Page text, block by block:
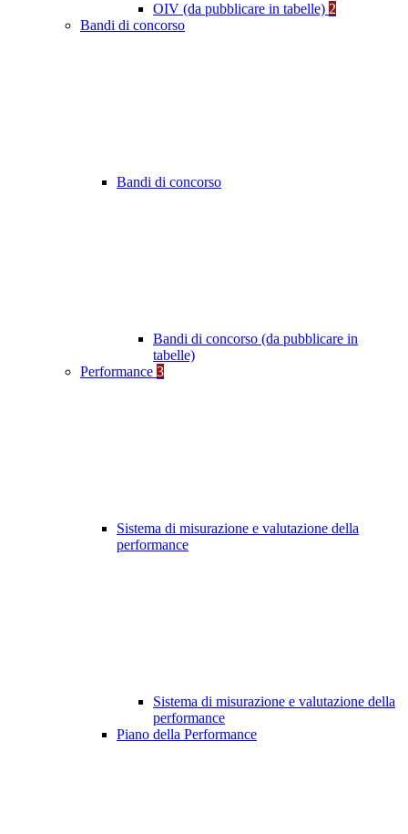
OIV (da pubblicare in tabelle) 2
Bandi di concorso
Bandi di concorso
Bandi di concorso (da pubblicare in
tabelle)
Performance 3
Sistema di misurazione e valutazione della
performance
Sistema di misurazione e valutazione della
performance
Piano della Performance